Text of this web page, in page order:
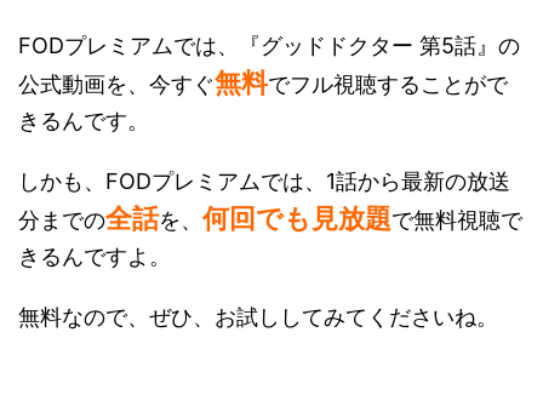
FODプレミアムでは、『グッドドクター 第5話』の
公式動画を、今すぐ無料でフル視聴することがで
きるんです。
しかも、FODプレミアムでは、1話から最新の放送
分までの全話を、 何回でも見放題で無料視聴で
きるんですよ。
無料なので、ぜひ、お試ししてみてくださいね。